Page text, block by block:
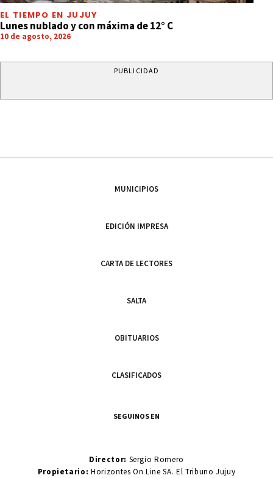
EL TIEMPO EN JUJUY
Lunes nublado y con máxima de 12° C
10 de agosto, 2026
PUBLICIDAD
MUNICIPIOS
EDICIÓN IMPRESA
CARTA DE LECTORES
SALTA
OBITUARIOS
CLASIFICADOS
SEGUINOS EN
Director: Sergio Romero
Propietario:Horizontes On Line SA. El Tribuno Jujuy